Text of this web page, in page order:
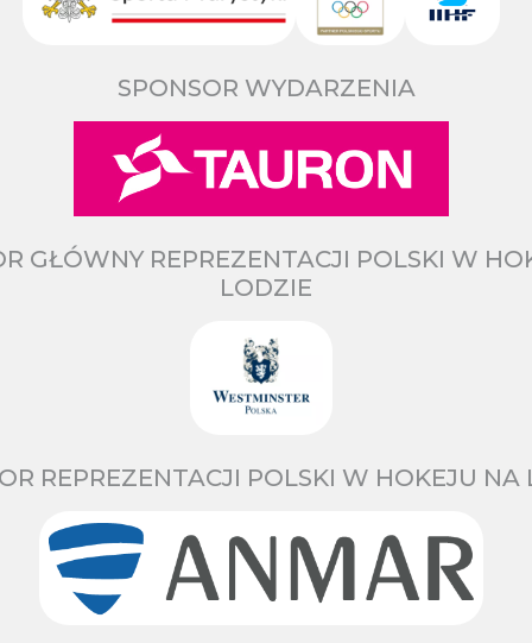
SPONSOR WYDARZENIA
GŁÓWNY REPREZENTACJI POLSKI W
LODZIE
REPREZENTACJI POLSKI W HOKEJU NA